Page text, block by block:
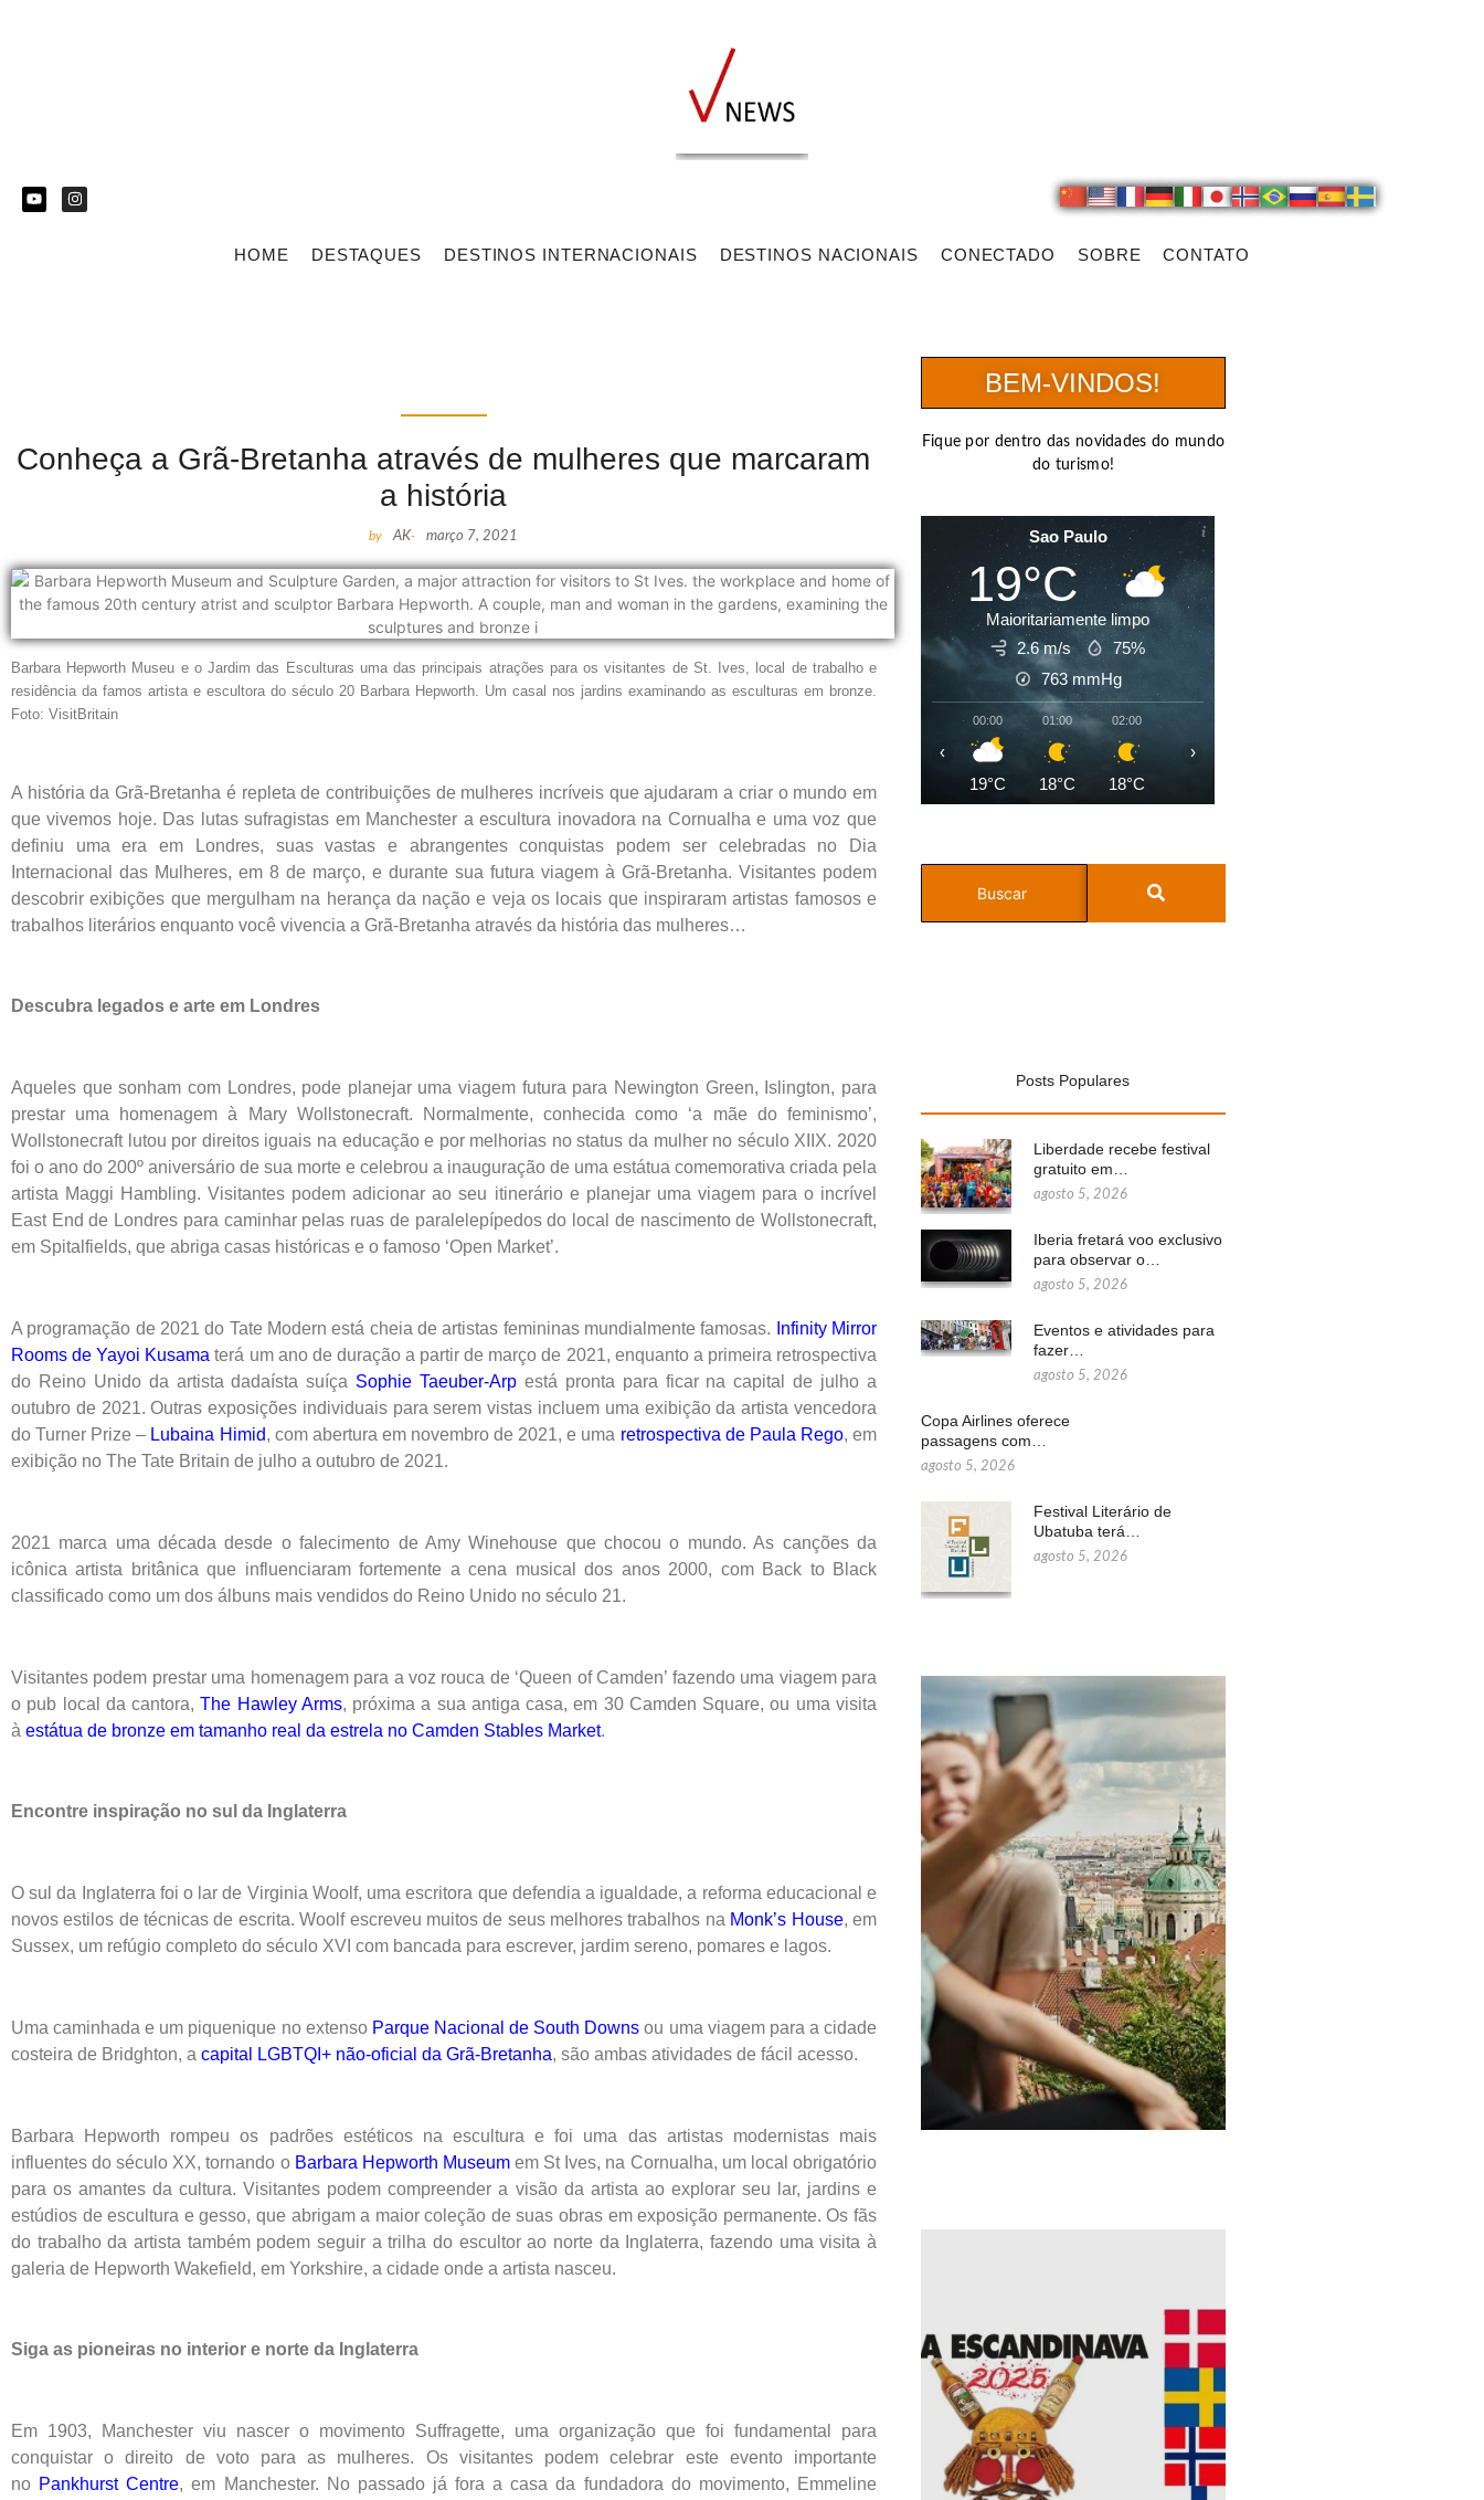
HOME DESTAQUES DESTINOS INTERNACIONAIS DESTINOS NACIONAIS CONECTADO SOBRE CONTATO
Conheça a Grã-Bretanha através de mulheres que marcaram
a história
by AK- março 7, 2021
Barbara Hepworth Museu e o Jardim das Esculturas uma das principais atrações para os visitantes de St. Ives, local de trabalho e
residência da famos artista e escultora do século 20 Barbara Hepworth. Um casal nos jardins examinando as esculturas em bronze.
Foto: VisitBritain
A história da Grã-Bretanha é repleta de contribuições de mulheres incríveis que ajudaram a criar o mundo em
que vivemos hoje. Das lutas sufragistas em Manchester a escultura inovadora na Cornualha e uma voz que
definiu uma era em Londres, suas vastas e abrangentes conquistas podem ser celebradas no Dia
Internacional das Mulheres, em 8 de março, e durante sua futura viagem à Grã-Bretanha. Visitantes podem
descobrir exibições que mergulham na herança da nação e veja os locais que inspiraram artistas famosos e
trabalhos literários enquanto você vivencia a Grã-Bretanha através da história das mulheres…
Descubra legados e arte em Londres
Aqueles que sonham com Londres, pode planejar uma viagem futura para Newington Green, Islington, para
prestar uma homenagem à Mary Wollstonecraft. Normalmente, conhecida como ‘a mãe do feminismo’,
Wollstonecraft lutou por direitos iguais na educação e por melhorias no status da mulher no século XIIX. 2020
foi o ano do 200º aniversário de sua morte e celebrou a inauguração de uma estátua comemorativa criada pela
artista Maggi Hambling. Visitantes podem adicionar ao seu itinerário e planejar uma viagem para o incrível
East End de Londres para caminhar pelas ruas de paralelepípedos do local de nascimento de Wollstonecraft,
em Spitalfields, que abriga casas históricas e o famoso ‘Open Market’.
A programação de 2021 do Tate Modern está cheia de artistas femininas mundialmente famosas.
Infinity Mirror
Rooms de Yayoi Kusama terá um ano de duração a partir de março de 2021, enquanto a primeira retrospectiva
do Reino Unido da artista dadaísta suíça Sophie Taeuber-Arp está pronta para ficar na capital de julho a
outubro de 2021. Outras exposições individuais para serem vistas incluem uma exibição da artista vencedora
do Turner Prize – Lubaina Himid, com abertura em novembro de 2021, e uma retrospectiva de Paula Rego, em
exibição no The Tate Britain de julho a outubro de 2021.
2021 marca uma década desde o falecimento de Amy Winehouse que chocou o mundo. As canções da
icônica artista britânica que influenciaram fortemente a cena musical dos anos 2000, com Back to Black
classificado como um dos álbuns mais vendidos do Reino Unido no século 21.
Visitantes podem prestar uma homenagem para a voz rouca de ‘Queen of Camden’ fazendo uma viagem para
o pub local da cantora,The Hawley Arms, próxima a sua antiga casa, em 30 Camden Square, ou uma visita
à estátua de bronze em tamanho real da estrela no Camden Stables Market.
Encontre inspiração no sul da Inglaterra
O sul da Inglaterra foi o lar de Virginia Woolf, uma escritora que defendia a igualdade, a reforma educacional e
novos estilos de técnicas de escrita. Woolf escreveu muitos de seus melhores trabalhos na Monk’s House, em
Sussex, um refúgio completo do século XVI com bancada para escrever, jardim sereno, pomares e lagos.
Uma caminhada e um piquenique no extenso Parque Nacional de South Downs ou uma viagem para a cidade
costeira de Bridghton, a capital LGBTQI+ não-oficial da Grã-Bretanha, são ambas atividades de fácil acesso.
Barbara Hepworth rompeu os padrões estéticos na escultura e foi uma das artistas modernistas mais
influentes do século XX, tornando o Barbara Hepworth Museum em St Ives, na Cornualha, um local obrigatório
para os amantes da cultura. Visitantes podem compreender a visão da artista ao explorar seu lar, jardins e
estúdios de escultura e gesso, que abrigam a maior coleção de suas obras em exposição permanente. Os fãs
do trabalho da artista também podem seguir a trilha do escultor ao norte da Inglaterra, fazendo uma visita à
galeria de Hepworth Wakefield, em Yorkshire, a cidade onde a artista nasceu.
Siga as pioneiras no interior e norte da Inglaterra
Em 1903, Manchester viu nascer o movimento Suffragette, uma organização que foi fundamental para
conquistar o direito de voto para as mulheres. Os visitantes podem celebrar este evento importante
no Pankhurst Centre, em Manchester. No passado já fora a casa da fundadora do movimento, Emmeline
BEM-VINDOS!
Fique por dentro das novidades do mundo
do turismo!
Sao Paulo
19°C
Maioritariamente limpo
2.6 m/s
75%
763 mmHg
00:00
19°C
01:00
18°C
02:00
18°C
‹ ›
Posts Populares
Liberdade recebe festival
gratuito em…
agosto 5, 2026
Iberia fretará voo exclusivo
para observar o…
agosto 5, 2026
Eventos e atividades para
fazer…
agosto 5, 2026
Copa Airlines oferece
passagens com…
agosto 5, 2026
Festival Literário de
Ubatuba terá…
agosto 5, 2026